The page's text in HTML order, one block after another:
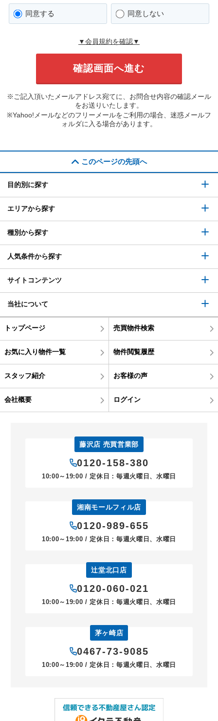
同意する 同意しない
▼会員規約を確認▼
※ご記入頂いたメールアドレス宛てに、お問合せ内容の確認メール
をお送りいたします。
※Yahoo!メールなどのフリーメールをご利用の場合、迷惑メールフ
ォルダに入る場合があります。
このページの先頭へ
目的別に探す
エリアから探す
種別から探す
人気条件から探す
サイトコンテンツ
当社について
トップページ 売買物件検索
お気に入り物件一覧 物件閲覧履歴
スタッフ紹介 お客様の声
会社概要 ログイン
藤沢店 売買営業部
0120-158-380
10:00～19:00 / 定休日：毎週火曜日、水曜日
湘南モールフィル店
0120-989-655
10:00～19:00 / 定休日：毎週火曜日、水曜日
辻堂北口店
0120-060-021
10:00～19:00 / 定休日：毎週火曜日、水曜日
茅ヶ崎店
0467-73-9085
10:00～19:00 / 定休日：毎週火曜日、水曜日